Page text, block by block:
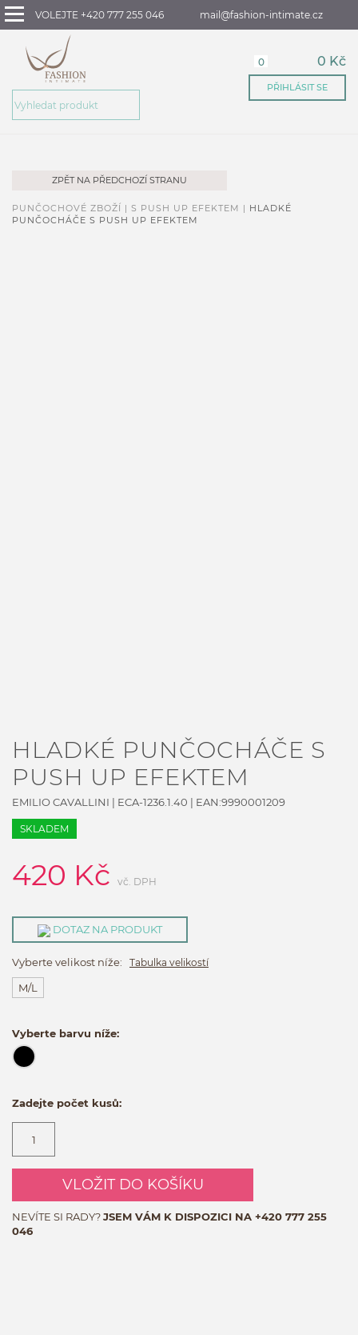
VOLEJTE +420 777 255 046 mail@fashion-intimate.cz
0 0 Kč
PŘIHLÁSIT SE
ZPĚT NA PŘEDCHOZÍ STRANU
PUNČOCHOVÉ ZBOŽÍ | S PUSH UP EFEKTEM | HLADKÉ
PUNČOCHÁČE S PUSH UP EFEKTEM
HLADKÉ PUNČOCHÁČE S
PUSH UP EFEKTEM
EMILIO CAVALLINI | ECA-1236.1.40 | EAN:9990001209
SKLADEM
420 Kč vč. DPH
DOTAZ NA PRODUKT
Vyberte velikost níže: Tabulka velikostí
M/L
Vyberte barvu níže:
Zadejte počet kusů:
VLOŽIT DO KOŠÍKU
NEVÍTE SI RADY?JSEM VÁM K DISPOZICI NA +420 777 255
046